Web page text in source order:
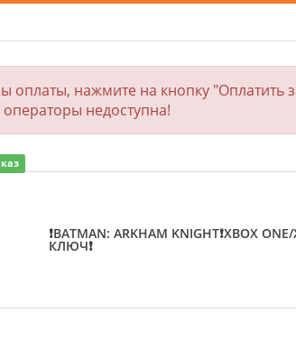
нажмите на кнопку "Оплатить
недоступна!
❗BATMAN: ARKHAM KNIGHT❗XBOX
КЛЮЧ❗